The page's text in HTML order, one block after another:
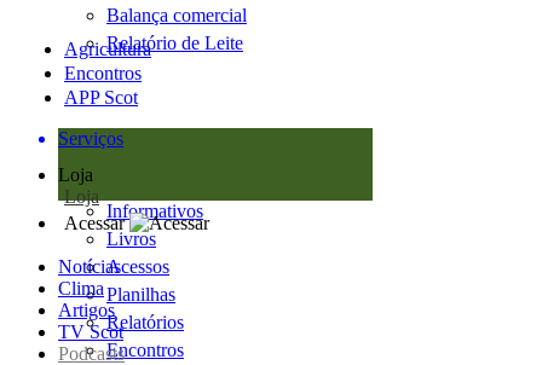
Balança comercial
Relatório de Leite
Agricultura
Encontros
APP Scot
Serviços
Loja
Loja
Informativos
Livros
Acessos
Planilhas
Relatórios
Encontros
Acessar
Notícias
Clima
Artigos
TV Scot
Podcasts